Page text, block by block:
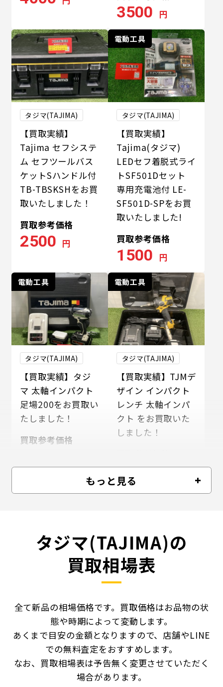
3500 円
タジマ(TAJIMA)
【買取実績】
Tajima セフシステ
ム セフツールバス
ケットSハンドル付
TB-TBSKSHをお買
取いたしました！
買取参考価格
2500 円
電動工具
タジマ(TAJIMA)
【買取実績】
Tajima(タジマ)
LEDセフ着脱式ライ
トSF501Dセット
専用充電池付 LE-
SF501D-SPをお買
取いたしました!
買取参考価格
1500 円
電動工具
タジマ(TAJIMA)
【買取実績】タジ
マ 太軸インパクト
足場200をお買取い
たしました！
買取参考価格
電動工具
タジマ(TAJIMA)
【買取実績】TJMデ
ザイン インパクト
レンチ 太軸インパ
クト をお買取いた
しました！
10000
もっと見る
タジマ(TAJIMA)の
買取相場表
全て新品の相場価格です。買取価格はお品物の状
態や時期によって変動します。
あくまで目安の金額となりますので、店舗やLINE
での無料査定をおすすめします。
なお、買取相場表は予告無く変更させていただく
場合があります。